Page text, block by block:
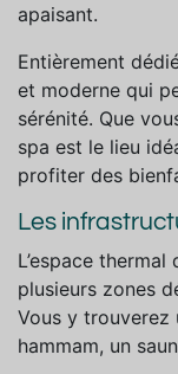
apaisant.
Entièrement
et moderne qui
sérénité. Que
spa est le lieu
profiter des
Les
L’espace
plusieurs zones
Vous y trouverez
hammam, un